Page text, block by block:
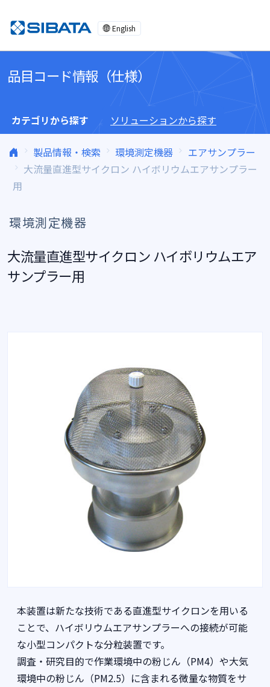
English
品目コード情報（仕様）
カテゴリから探す ソリューションから探す
製品情報・検索 環境測定機器
エアサンプラー
大流量直進型サイクロン ハイボリウムエアサンプラー
用
環境測定機器
大流量直進型サイクロン ハイボリウムエア
サンプラー用
本装置は新たな技術である直進型サイクロンを用いる
ことで、ハイボリウムエアサンプラーへの接続が可能
な小型コンパクトな分粒装置です。
調査・研究目的で作業環境中の粉じん（PM4）や大気
環境中の粉じん（PM2.5）に含まれる微量な物質をサ